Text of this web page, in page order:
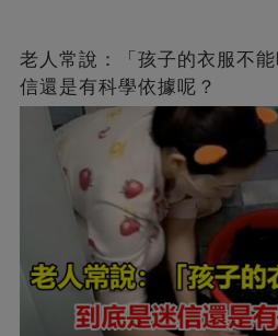
老人常說：「孩子的衣服不
信還是有科學依據呢？